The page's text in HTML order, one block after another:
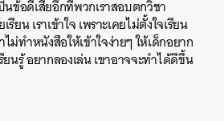
นข้อดีเสียอีกที่พวกเราสอบตกวิชา
ยน เราเข้าใจ เพราะเคยไม่ตั้งใจเรียน
ม่ทำหนังสือให้เข้าใจง่ายๆ ให้เด็กอยาก
ยนรู้ อยากลองเล่น เขาอาจจะทำได้ดีขึ้น